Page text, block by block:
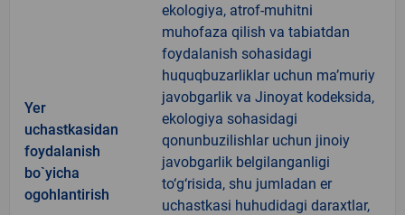
Yer
uchastkasidan
foydalanish
bo`yicha
ogohlantirish
ekologiya, atrof-muhitni
muhofaza qilish va tabiatdan
foydalanish sohasidagi
huquqbuzarliklar uchun ma’muriy
javobgarlik va Jinoyat kodeksida,
ekologiya sohasidagi
qonunbuzilishlar uchun jinoiy
javobgarlik belgilanganligi
to‘g‘risida, shu jumladan er
uchastkasi huhudidagi daraxtlar,